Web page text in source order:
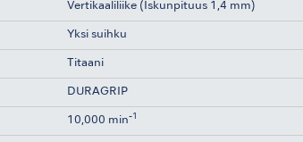
Vertikaaliliike (Iskunpituus 1,4 mm)
Yksi suihku
Titaani
DURAGRIP
10,000 min-1